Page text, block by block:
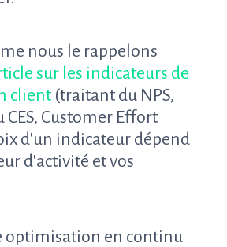
nous le rappelons
sur les indicateurs de
client (traitant du NPS,
CES, Customer Effort
d'un indicateur dépend
d'activité et vos
optimisation en continu